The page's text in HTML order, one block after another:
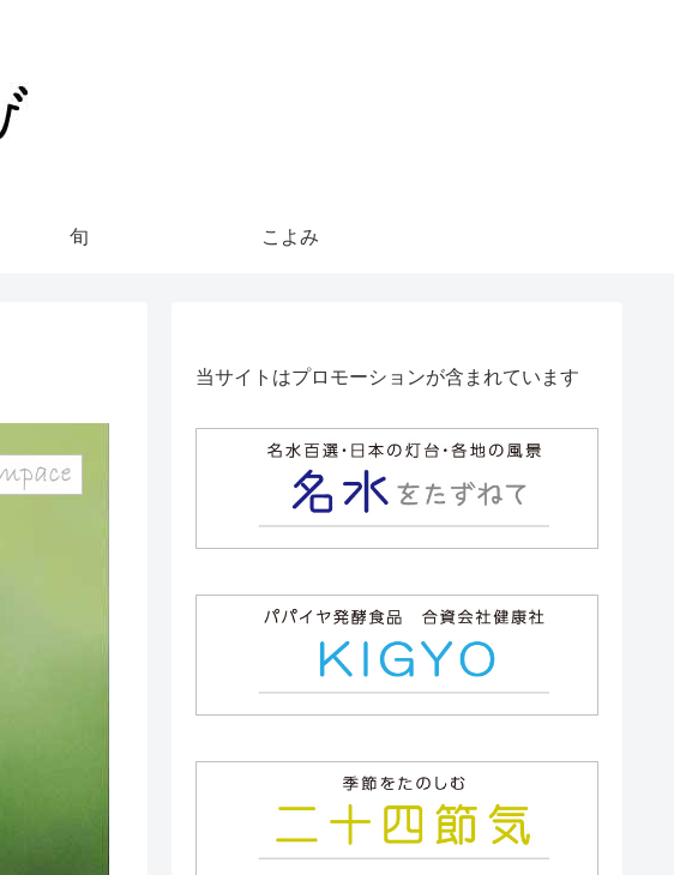
旬 こよみ
当サイトはプロモーションが含まれています